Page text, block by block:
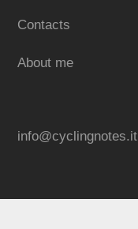
Contacts
About me
info@cyclingnotes.it